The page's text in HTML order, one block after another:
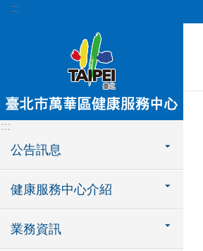
跳到主要內容區塊
:::
:::
公告訊息
健康服務中心介紹
業務資訊